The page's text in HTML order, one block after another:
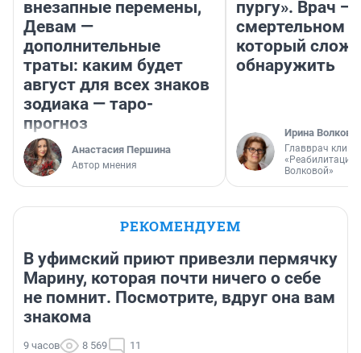
внезапные перемены,
Девам —
дополнительные
траты: каким будет
август для всех знаков
зодиака — таро-
прогноз
Анастасия Першина
Автор мнения
пургу». Врач —
смертельном
который
обнаружить
Ирина Волкова
Главврач
«Реабилитация
Волковой»
РЕКОМЕНДУЕМ
В уфимский приют привезли пермячку
Марину, которая почти ничего о себе
не помнит. Посмотрите, вдруг она вам
знакома
9 часов 8 569 11